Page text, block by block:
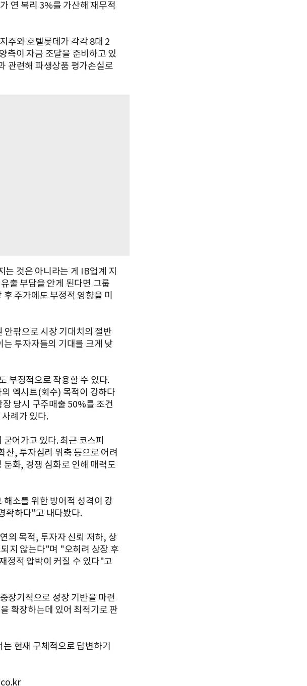
연 복리 3%를 가산해 재무적
주와 호텔롯데가 각각 8대 2
측이 자금 조달을 준비하고 있
관련해 파생상품 평가손실로
는 것은 아니라는 게 IB업계 지
출 부담을 안게 된다면 그룹
주가에도 부정적 영향을 미
팎으로 시장 기대치의 절반
투자자들의 기대를 크게 낮
부정적으로 작용할 수 있다.
엑시트(회수) 목적이 강하다
당시 구주매출 50%를 조건
례가 있다.
어가고 있다. 최근 코스피
산, 투자심리 위축 등으로 어려
둔화, 경쟁 심화로 인해 매력도
소를 위한 방어적 성격이 강
확하다"고 내다봤다.
의 목적, 투자자 신뢰 저하, 상
지 않는다"며 "오히려 상장 후
정적 압박이 커질 수 있다"고
장기적으로 성장 기반을 마련
확장하는데 있어 최적기로 판
현재 구체적으로 답변하기